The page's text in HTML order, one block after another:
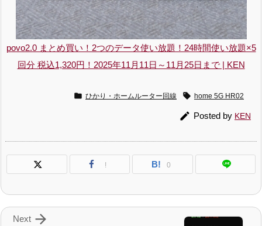
povo2.0 まとめ買い！2つのデータ使い放題！24時間使い放題×5
回分 税込1,320円！2025年11月11日～11月25日まで | KEN
 ひかり・ホームルーター回線  home 5G HR02
 Posted by KEN
! B! 0

Next